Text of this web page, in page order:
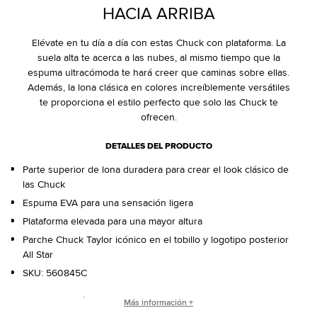
HACIA ARRIBA
Elévate en tu día a día con estas Chuck con plataforma. La
suela alta te acerca a las nubes, al mismo tiempo que la
espuma ultracómoda te hará creer que caminas sobre ellas.
Además, la lona clásica en colores increíblemente versátiles
te proporciona el estilo perfecto que solo las Chuck te
ofrecen.
DETALLES DEL PRODUCTO
Parte superior de lona duradera para crear el look clásico de
las Chuck
Espuma EVA para una sensación ligera
Plataforma elevada para una mayor altura
Parche Chuck Taylor icónico en el tobillo y logotipo posterior
All Star
SKU: 560845C
ORÍGENES DE LAS CHUCK TAYLOR ALL STAR
Más información +